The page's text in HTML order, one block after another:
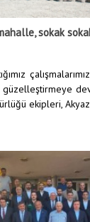
sokak
güzelleştirmeye
ekipleri,